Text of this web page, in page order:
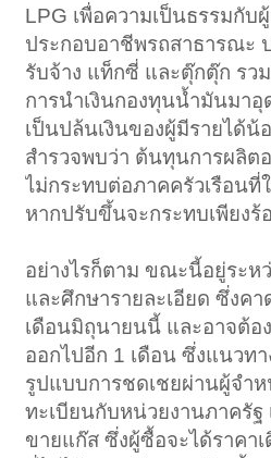
LPG เพื่อความเป็นธรรมกับ
ประกอบอาชีพรถสาธารณะ
รับจ้าง แท็กซี่ และตุ๊กตุ๊ก รว
การนำเงินกองทุนน้ำมันมา
เป็นปล้นเงินของผู้มีรายได้
สำรวจพบว่า ต้นทุนการผลิต
ไม่กระทบต่อภาคครัวเรือน
หากปรับขึ้นจะกระทบเพียงร้
อย่างไรก็ตาม ขณะนี้อยู่ระห
และศึกษารายละเอียด ซึ่งค
เดือนมิถุนายนนี้ และอาจต้อ
ออกไปอีก 1 เดือน ซึ่งแนวท
รูปแบบการชดเชยผ่านผู้จำ
ทะเบียนกับหน่วยงานภาครัฐ
ขายแก๊ส ซึ่งผู้ซื้อจะได้ราคา